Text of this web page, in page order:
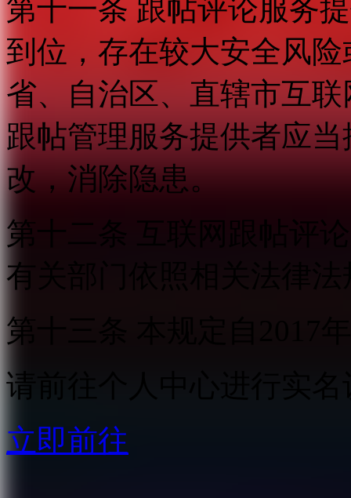
第十一条 跟帖评论服务
到位，存在较大安全风
省、自治区、直辖市互
跟帖管理服务提供者应
改，消除隐患。
第十二条 互联网跟帖评
有关部门依照相关法律
第十三条 本规定自2017
请前往个人中心进行实名
立即前往